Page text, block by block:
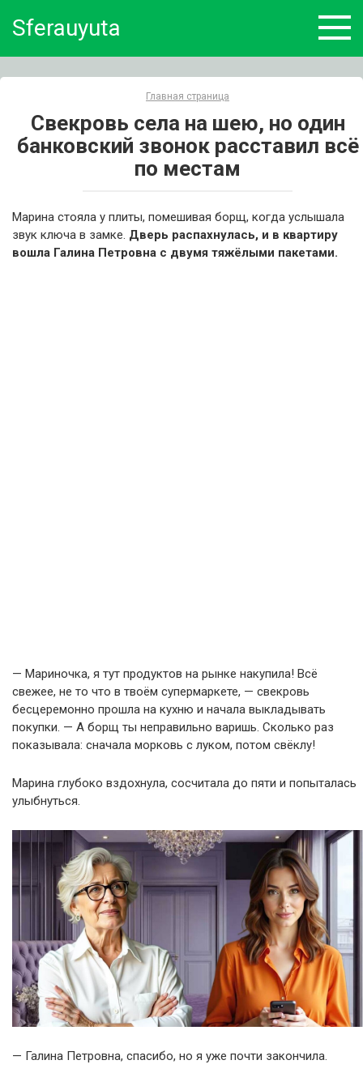
Sferauyuta
Главная страница
Свекровь села на шею, но один
банковский звонок расставил всё
по местам
Марина стояла у плиты, помешивая борщ, когда услышала
звук ключа в замке. Дверь распахнулась, и в квартиру
вошла Галина Петровна с двумя тяжёлыми пакетами.
— Мариночка, я тут продуктов на рынке накупила! Всё
свежее, не то что в твоём супермаркете, — свекровь
бесцеремонно прошла на кухню и начала выкладывать
покупки. — А борщ ты неправильно варишь. Сколько раз
показывала: сначала морковь с луком, потом свёклу!
Марина глубоко вздохнула, сосчитала до пяти и попыталась
улыбнуться.
— Галина Петровна, спасибо, но я уже почти закончила.